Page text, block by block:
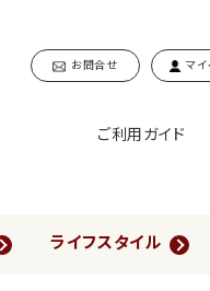
お問合せ マ
ご利用ガイド
ライフスタイル